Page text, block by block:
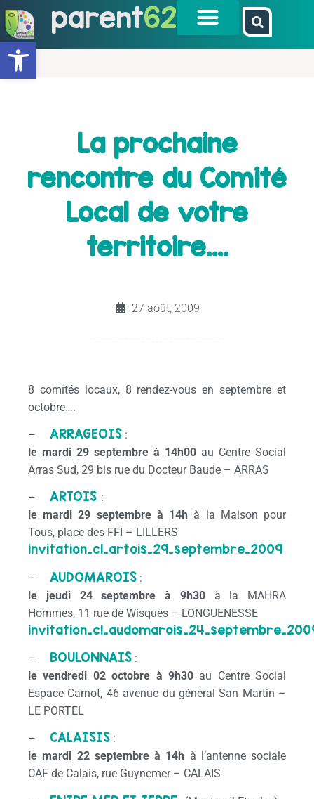
Ouvrir la barre d’outils
parent62
La prochaine
rencontre du Comité
Local de votre
territoire….
27 août, 2009
8 comités locaux, 8 rendez-vous en septembre et
octobre….
– ARRAGEOIS :
le mardi 29 septembre à 14h00 au Centre Social
Arras Sud, 29 bis rue du Docteur Baude – ARRAS
– ARTOIS :
le mardi 29 septembre à 14h à la Maison pour
Tous, place des FFI – LILLERS
invitation_cl_artois_29_septembre_2009
– AUDOMAROIS :
le jeudi 24 septembre
à 9h30à la MAHRA
Hommes, 11 rue de Wisques – LONGUENESSE
– BOULONNAIS :
le vendredi 02 octobre à 9h30au Centre Social
Espace Carnot, 46 avenue du général San Martin –
LE PORTEL
– CALAISIS :
le mardi 22 septembre à 14h à l’antenne sociale
CAF de Calais, rue Guynemer – CALAIS